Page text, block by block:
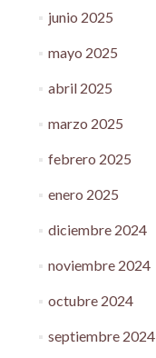
junio 2025
mayo 2025
abril 2025
marzo 2025
febrero 2025
enero 2025
diciembre 2024
noviembre 2024
octubre 2024
septiembre 2024